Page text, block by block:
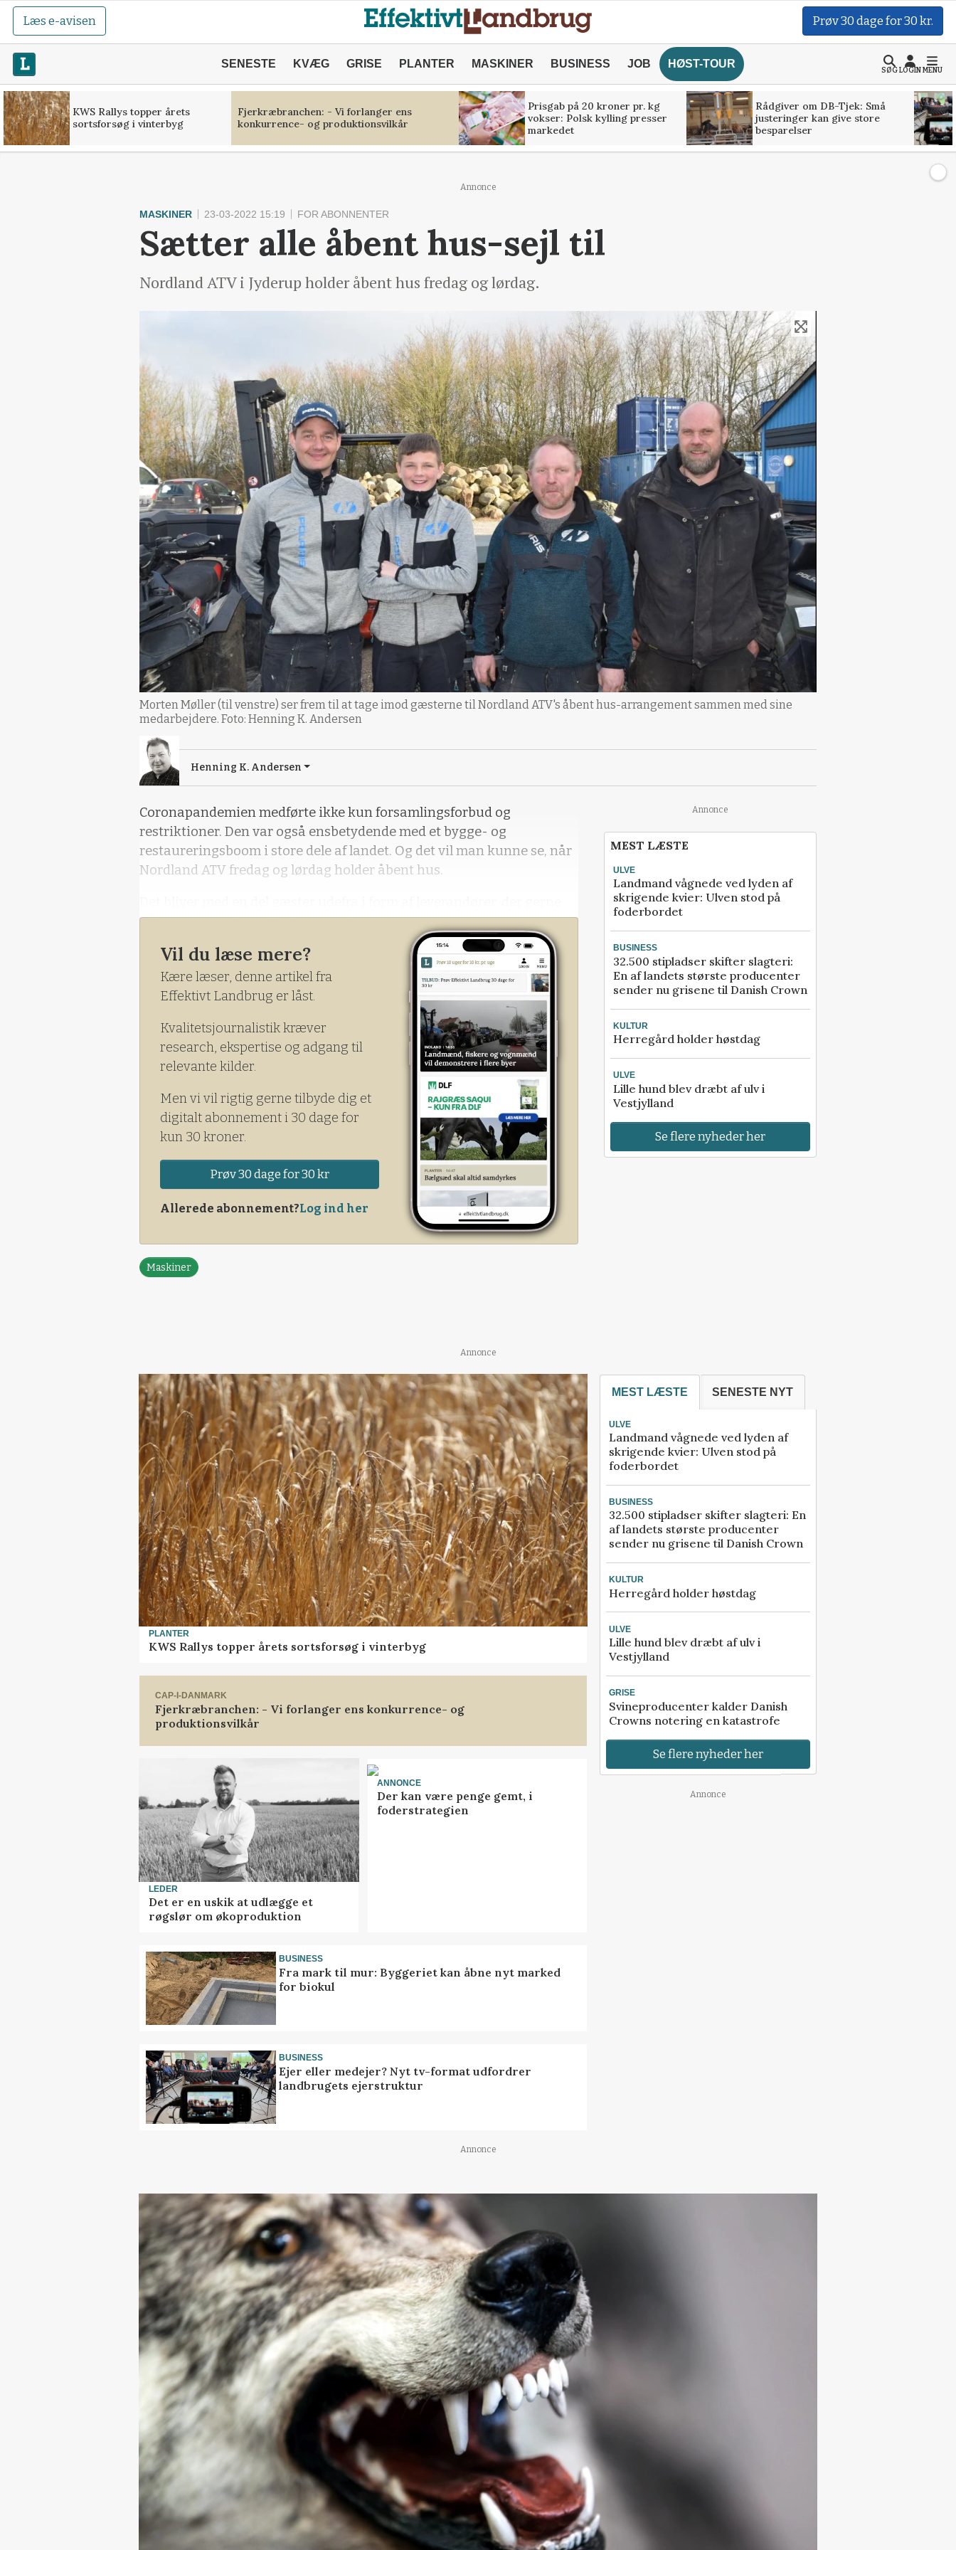
Læs e-avisen Prøv 30 dage for 30 kr.
SENESTE KVÆG GRISE PLANTER MASKINER BUSINESS JOB HØST-TOUR
SØGLOGINMENU
KWS Rallys topper årets
sortsforsøg i vinterbyg
Fjerkræbranchen: - Vi forlanger ens
konkurrence- og produktionsvilkår
Prisgab på 20 kroner pr. kg
vokser: Polsk kylling presser
markedet
Rådgiver om DB-Tjek: Små
justeringer kan give store
besparelser
Annonce
MASKINER 23-03-2022 15:19 FOR ABONNENTER
Sætter alle åbent hus-sejl til
Nordland ATV i Jyderup holder åbent hus fredag og lørdag.
Morten Møller (til venstre) ser frem til at tage imod gæsterne til Nordland ATV's åbent hus-arrangement sammen med sine
medarbejdere. Foto: Henning K. Andersen
Henning K. Andersen
Coronapandemien medførte ikke kun forsamlingsforbud og
restriktioner. Den var også ensbetydende med et bygge- og
restaureringsboom i store dele af landet. Og det vil man kunne se, når
Nordland ATV fredag og lørdag holder åbent hus.
vil have en snak med de besøgende.
Vil du læse mere?
Kære læser, denne artikel fra
Effektivt Landbrug er låst.
Kvalitetsjournalistik kræver
research, ekspertise og adgang til
relevante kilder.
Men vi vil rigtig gerne tilbyde dig et
digitalt abonnement i 30 dage for
kun 30 kroner.
Prøv 30 dage for 30 kr
Allerede abonnement?Log ind her
Maskiner
Annonce
MEST LÆSTE
ULVE
Landmand vågnede ved lyden af
skrigende kvier: Ulven stod på
foderbordet
BUSINESS
32.500 stipladser skifter slagteri:
En af landets største producenter
sender nu grisene til Danish Crown
KULTUR
Herregård holder høstdag
ULVE
Lille hund blev dræbt af ulv i
Vestjylland
Se flere nyheder her
Annonce
PLANTER
KWS Rallys topper årets sortsforsøg i vinterbyg
CAP-I-DANMARK
Fjerkræbranchen: - Vi forlanger ens konkurrence- og
produktionsvilkår
LEDER
Det er en uskik at udlægge et
røgslør om økoproduktion
ANNONCE
Der kan være penge gemt, i
foderstrategien
BUSINESS
Fra mark til mur: Byggeriet kan åbne nyt marked
for biokul
BUSINESS
Ejer eller medejer? Nyt tv-format udfordrer
landbrugets ejerstruktur
MEST LÆSTE SENESTE NYT
ULVE
Landmand vågnede ved lyden af
skrigende kvier: Ulven stod på
foderbordet
BUSINESS
32.500 stipladser skifter slagteri: En
af landets største producenter
sender nu grisene til Danish Crown
KULTUR
Herregård holder høstdag
ULVE
Lille hund blev dræbt af ulv i
Vestjylland
GRISE
Svineproducenter kalder Danish
Crowns notering en katastrofe
Se flere nyheder her
Annonce
Annonce